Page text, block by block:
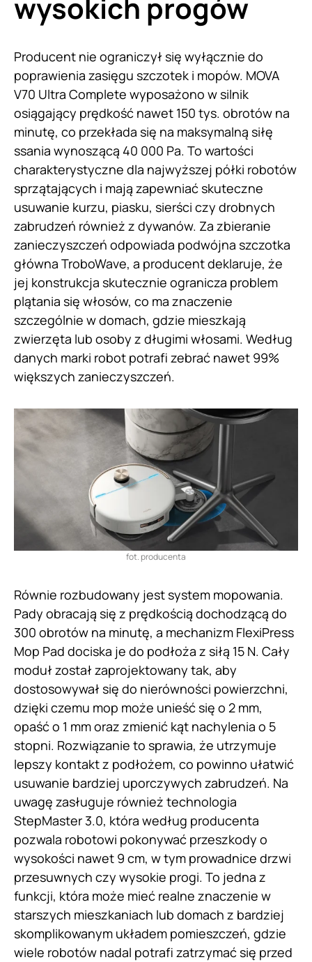
wysokich progów
Producent nie ograniczył się wyłącznie do
poprawienia zasięgu szczotek i mopów. MOVA
V70 Ultra Complete wyposażono w silnik
osiągający prędkość nawet 150 tys. obrotów na
minutę, co przekłada się na maksymalną siłę
ssania wynoszącą 40 000 Pa. To wartości
charakterystyczne dla najwyższej półki robotów
sprzątających i mają zapewniać skuteczne
usuwanie kurzu, piasku, sierści czy drobnych
zabrudzeń również z dywanów. Za zbieranie
zanieczyszczeń odpowiada podwójna szczotka
główna TroboWave, a producent deklaruje, że
jej konstrukcja skutecznie ogranicza problem
plątania się włosów, co ma znaczenie
szczególnie w domach, gdzie mieszkają
zwierzęta lub osoby z długimi włosami. Według
danych marki robot potrafi zebrać nawet 99%
większych zanieczyszczeń.
fot. producenta
Równie rozbudowany jest system mopowania.
Pady obracają się z prędkością dochodzącą do
300 obrotów na minutę, a mechanizm FlexiPress
Mop Pad dociska je do podłoża z siłą 15 N. Cały
moduł został zaprojektowany tak, aby
dostosowywał się do nierówności powierzchni,
dzięki czemu mop może unieść się o 2 mm,
opaść o 1 mm oraz zmienić kąt nachylenia o 5
stopni. Rozwiązanie to sprawia, że utrzymuje
lepszy kontakt z podłożem, co powinno ułatwić
usuwanie bardziej uporczywych zabrudzeń. Na
uwagę zasługuje również technologia
StepMaster 3.0, która według producenta
pozwala robotowi pokonywać przeszkody o
wysokości nawet 9 cm, w tym prowadnice drzwi
przesuwnych czy wysokie progi. To jedna z
funkcji, która może mieć realne znaczenie w
starszych mieszkaniach lub domach z bardziej
skomplikowanym układem pomieszczeń, gdzie
wiele robotów nadal potrafi zatrzymać się przed